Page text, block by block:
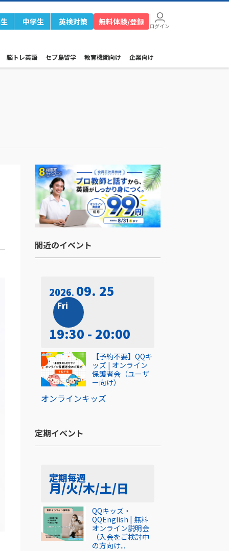
中学生 英検対策 無料体験/登録 ログイン
脳トレ英語 セブ島留学 教育機関向け 企業向け
間近のイベント​
2026 09. 25
Fri
19:30 - 20:00
オンラインキッズ
【予約不要】QQキ
ッズ | オンライン
保護者会（ユーザ
ー向け）
定期イベント​
定期毎週
月/火/木/土/日
QQキッズ・
QQEnglish | 無料
オンライン説明会
（入会をご検討中
の方向け...